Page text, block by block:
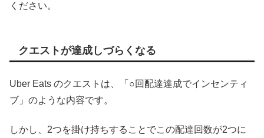
ください。
クエストが達成しづらくなる
Uber Eats のクエストは、「○回配達達成でインセンティ
ブ」のような内容です。
しかし、2つを掛け持ちすることでこの配達回数が2つに